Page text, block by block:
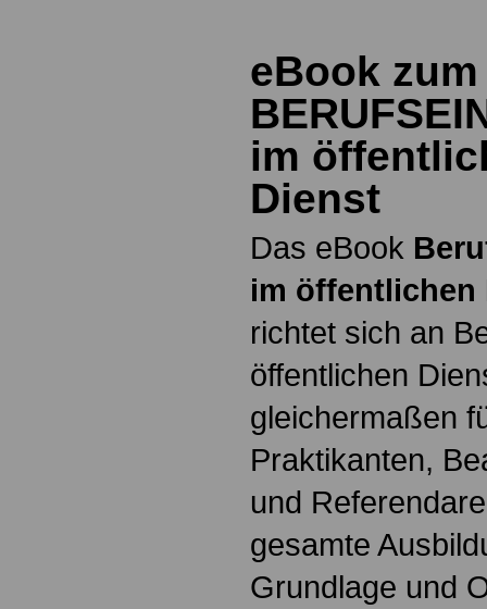
eBook zum
im
Dienst
Das eBook
im öffentlichen
richtet sich an
öffentlichen
gleichermaßen
Praktikanten,
und
gesamte
Grundlage und